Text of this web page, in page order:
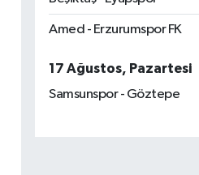
Amed - Erzurumspor FK
17 Ağustos, Pazartesi
Samsunspor - Göztepe